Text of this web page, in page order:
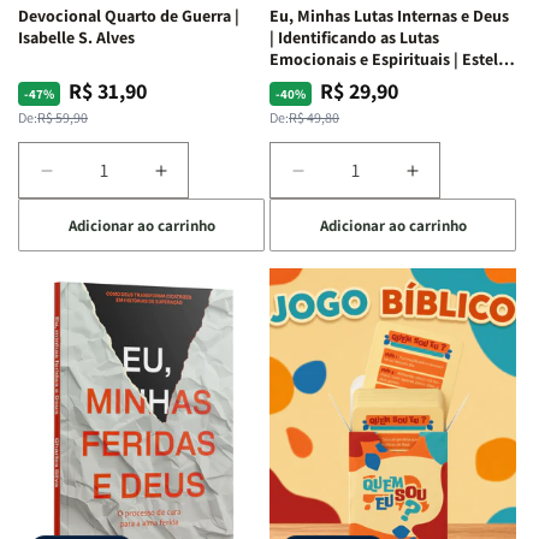
Devocional Quarto de Guerra |
Isabelle S. Alves
-47%
Preço
normal
De:R$ 59,90
Preço
promocional
R$ 31,90
Diminuir
a
quantidade
de
Devocional
Quarto
de
Guerra
Isabelle
S.
Alves
Aumentar
a
quantidade
de
Devocional
Quarto
Guerra
Isabelle
S.
Alves
Adicionar ao carrinho
Eu, Minhas Lutas Internas e Deus
| Identificando as Lutas
Emocionais e Espirituais | Estela
Costa
-40%
Preço
normal
De:R$ 49,80
Preço
promocional
R$ 29,90
Diminuir
a
quantidade
de
Eu,
Minhas
Lutas
Internas
e
Deus
|
Identificando
Lutas
Aumentar
a
quantidade
de
Eu,
Minhas
Lutas
Internas
e
Deus
|
Identificando
as
Lutas
Adicionar ao carrinho